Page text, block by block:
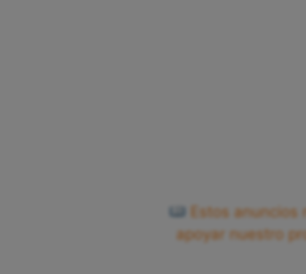
Estos
apoyar nuestro